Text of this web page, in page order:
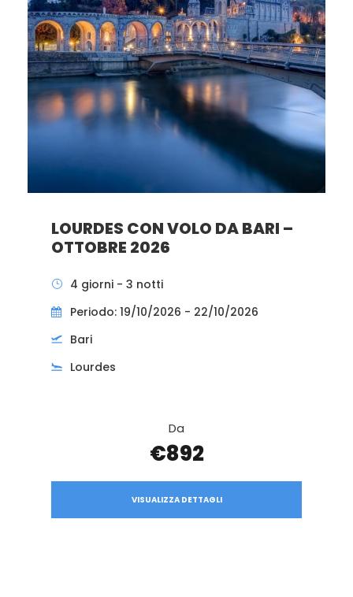
LOURDES CON VOLO DA BARI –
OTTOBRE 2026
4 giorni - 3 notti
Periodo: 19/10/2026 - 22/10/2026
Bari
Lourdes
Da
€892
VISUALIZZA DETTAGLI